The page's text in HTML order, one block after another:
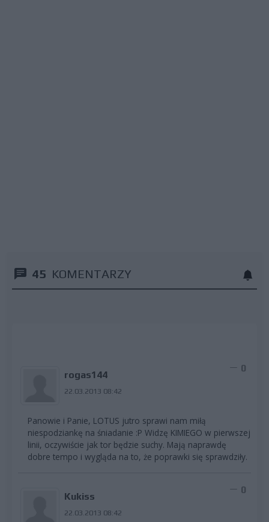
45 KOMENTARZY
rogas144
22.03.2013 08:42
0
Panowie i Panie, LOTUS jutro sprawi nam miłą
niespodziankę na śniadanie :P Widzę KIMIEGO w pierwszej
linii, oczywiście jak tor będzie suchy. Mają naprawdę
dobre tempo i wygląda na to, że poprawki się sprawdziły.
Kukiss
22.03.2013 08:42
0